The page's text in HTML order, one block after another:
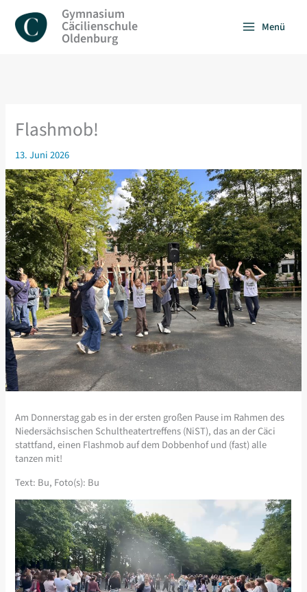
Inhalt
springen
Gymnasium
Cäcilienschule
Oldenburg
Menü
Flashmob!
13. Juni 2026
Am Donnerstag gab es in der ersten großen Pause im Rahmen des
Niedersächsischen Schultheatertreffens (NiST), das an der Cäci
stattfand, einen Flashmob auf dem Dobbenhof und (fast) alle
tanzen mit!
Text: Bu, Foto(s): Bu